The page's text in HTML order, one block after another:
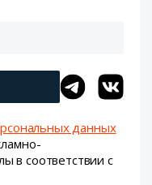
данных
в соответствии с